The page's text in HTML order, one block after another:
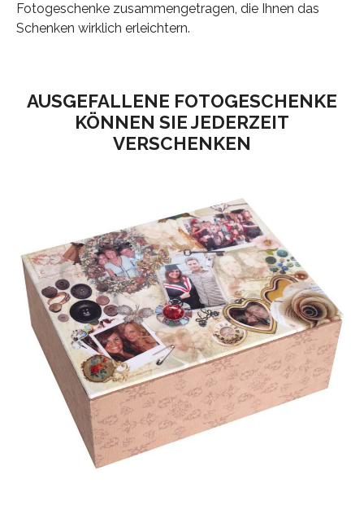
Fotogeschenke zusammengetragen, die Ihnen das
Schenken wirklich erleichtern.
AUSGEFALLENE FOTOGESCHENKE
KÖNNEN SIE JEDERZEIT
VERSCHENKEN